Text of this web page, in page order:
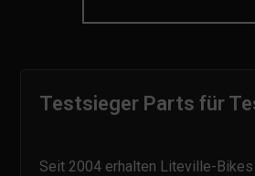
Testsieger Parts für
Seit 2004 erhalten Liteville-